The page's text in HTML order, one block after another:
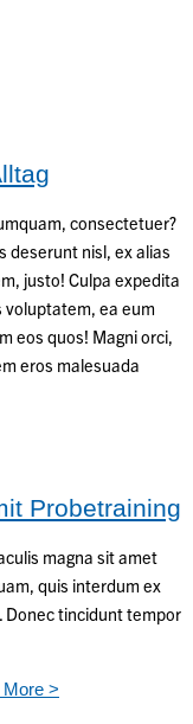
consectetuer?
deserunt nisl, ex alias
justo! Culpa expedita
voluptatem, ea eum
eos quos! Magni orci,
eros malesuada
Probetraining
magna sit amet
quis interdum ex
Donec tincidunt tempor
More >